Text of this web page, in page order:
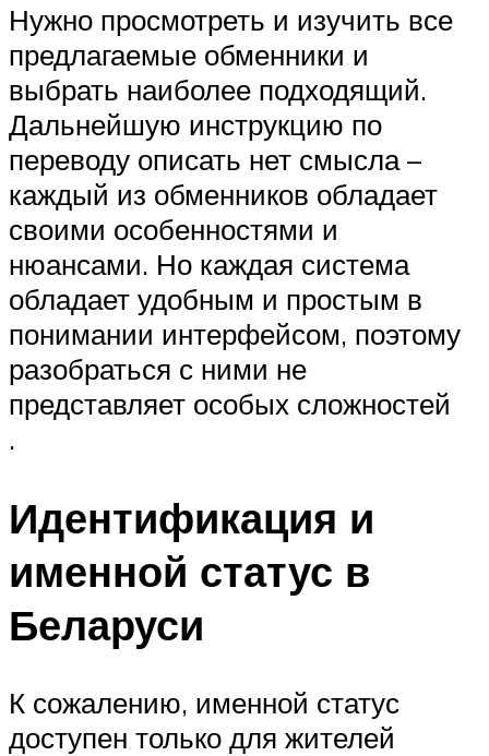
Нужно просмотреть и изучить все
предлагаемые обменники и
выбрать наиболее подходящий.
Дальнейшую инструкцию по
переводу описать нет смысла –
каждый из обменников обладает
своими особенностями и
нюансами. Но каждая система
обладает удобным и простым в
понимании интерфейсом, поэтому
разобраться с ними не
представляет особых сложностей
.
Идентификация и
именной статус в
Беларуси
К сожалению, именной статус
доступен только для жителей